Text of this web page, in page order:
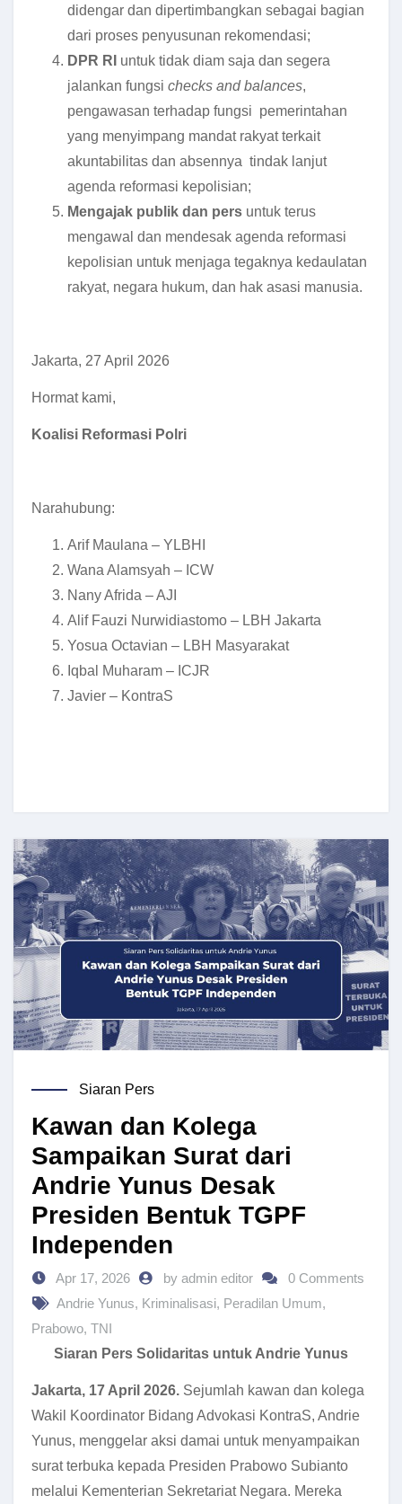
didengar dan dipertimbangkan sebagai bagian
dari proses penyusunan rekomendasi;
DPR RI untuk tidak diam saja dan segera
jalankan fungsi checks and balances,
pengawasan terhadap fungsi pemerintahan
yang menyimpang mandat rakyat terkait
akuntabilitas dan absennya tindak lanjut
agenda reformasi kepolisian;
Mengajak publik dan pers untuk terus
mengawal dan mendesak agenda reformasi
kepolisian untuk menjaga tegaknya kedaulatan
rakyat, negara hukum, dan hak asasi manusia.
Jakarta, 27 April 2026
Hormat kami,
Koalisi Reformasi Polri
Narahubung:
Arif Maulana – YLBHI
Wana Alamsyah – ICW
Nany Afrida – AJI
Alif Fauzi Nurwidiastomo – LBH Jakarta
Yosua Octavian – LBH Masyarakat
Iqbal Muharam – ICJR
Javier – KontraS
Siaran Pers
Kawan dan Kolega
Sampaikan Surat dari
Andrie Yunus Desak
Presiden Bentuk TGPF
Independen
Apr 17, 2026 by admin editor
0 Comments
Andrie Yunus, Kriminalisasi, Peradilan Umum,
Prabowo, TNI
Siaran Pers Solidaritas untuk Andrie Yunus
Jakarta, 17 April 2026. Sejumlah kawan dan kolega
Wakil Koordinator Bidang Advokasi KontraS, Andrie
Yunus, menggelar aksi damai untuk menyampaikan
surat terbuka kepada Presiden Prabowo Subianto
melalui Kementerian Sekretariat Negara. Mereka